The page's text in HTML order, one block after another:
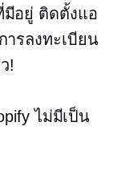
มีอยู่ ติดตั้งแอ
ารลงทะเบียน
!
ไม่มีเป็น